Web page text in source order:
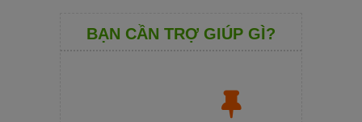
BẠN CẦN TRỢ GIÚP GÌ?